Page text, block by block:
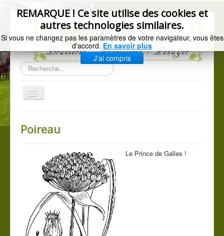
Rechercher
Basculer
Gazette de l'Arsenal
La brasserie
Distillerie artisanale
Les légumes du jardin
C.G.V.
Mentions légales
REMARQUE ! Ce site utilise des cookies et
autres technologies similaires.
Si vous ne changez pas les paramètres de votre navigateur, vous êtes
d'accord. En savoir plus
J'ai compris
Poireau
Le Prince de Galles !
précédenteprécédent
suivant